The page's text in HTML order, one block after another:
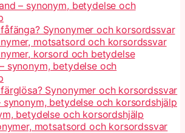
– synonym, betydelse och
Synonymer och korsordssvar
motsatsord och korsordssvar
korsord och betydelse
synonym, betydelse och
Synonymer och korsordssvar
synonym, betydelse och korsordshjälp
betydelse och korsordshjälp
motsatsord och korsordssvar